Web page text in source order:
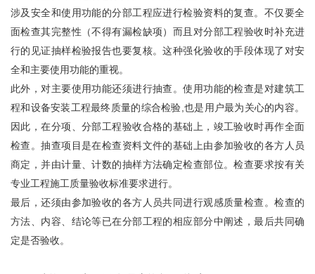
涉及安全和使用功能的分部工程应进行检验资料的复查。不仅要全
面检查其完整性（不得有漏检缺项）而且对分部工程验收时补充进
行的见证抽样检验报告也要复核。这种强化验收的手段体现了对安
全和主要使用功能的重视。
此外，对主要使用功能还须进行抽查。使用功能的检查是对建筑工
程和设备安装工程最终质量的综合检验,也是用户最为关心的内容。
因此，在分项、分部工程验收合格的基础上，竣工验收时再作全面
检查。抽查项目是在检查资料文件的基础上由参加验收的各方人员
商定，并由计量、计数的抽样方法确定检查部位。检查要求按有关
专业工程施工质量验收标准要求进行。
最后，还须由参加验收的各方人员共同进行观感质量检查。检查的
方法、内容、结论等已在分部工程的相应部分中阐述，最后共同确
定是否验收。